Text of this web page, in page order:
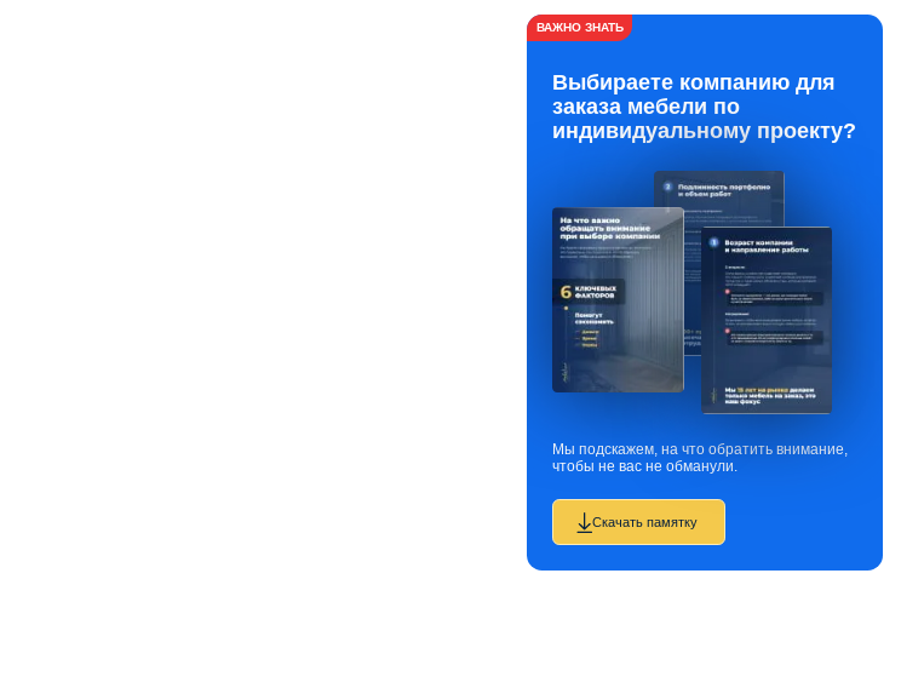
ВАЖНО ЗНАТЬ
Выбираете компанию для
заказа мебели по
индивидуальному проекту?
Мы подскажем, на что обратить внимание,
чтобы не вас не обманули.
Скачать памятку